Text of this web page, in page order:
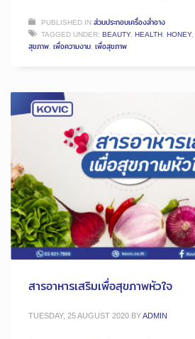
PUBLISHED INส่วนประกอบเครื่องสำอาง
TAGGED UNDER: BEAUTY, HEALTH, HONEY,
สุขภาพ, เพื่อความงาม, เพื่อสุขภาพ
สารอาหารเสริมเพื่อสุขภาพหัวใจ
TUESDAY, 25 AUGUST 2020 BYADMIN